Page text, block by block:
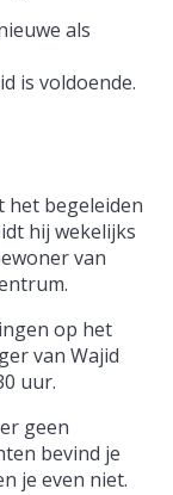
als
is voldoende.
het begeleiden
hij wekelijks
van
op het
van Wajid
uur.
geen
bevind je
je even niet.